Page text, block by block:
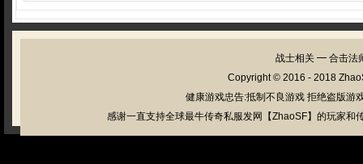
战士相关 ━ 合击法
Copyright © 2016 - 2018
健康游戏忠告:抵制不良游戏 拒绝盗版游
感谢一直支持全球最牛传奇私服发网【ZhaoSF】的玩家和